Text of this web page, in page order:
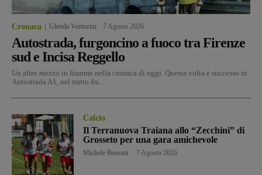
Cronaca Glenda Venturini 7 Agosto 2026
Autostrada, furgoncino a fuoco tra Firenze
sud e Incisa Reggello
Un altro mezzo in fiamme nella cronaca di oggi. Questa volta è successo in
Autostrada A1, nel tratto fra...
Calcio
Il Terranuova Traiana allo “Zecchini” di
Grosseto per una gara amichevole
Michele Bossini 7 Agosto 2026